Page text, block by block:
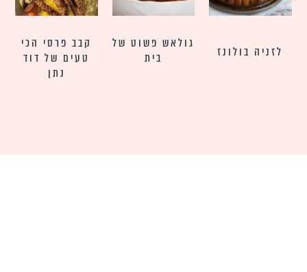
לזניה בולונז
גולאש פשוט של
בית
קבב פרסי הכי
טעים של דוד
נתן